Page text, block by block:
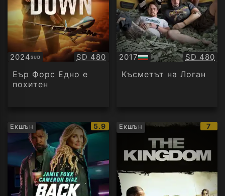
2024SUB
Субтитри Качество:
SD 480
Еър Форс Едно е
похитен
2017
БГ
аудио
SD 480
Късметът на Логан
Екшън
IMDb
рейтинг:
5.9 Екшън 7